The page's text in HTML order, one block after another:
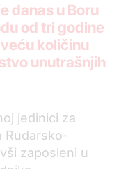
danas u Boru
od tri godine
količinu
unutrašnjih
jedinici za
Rudarsko-
zaposleni u